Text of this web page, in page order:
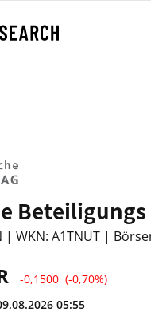
Beteiligungs
| WKN: A1TNUT |
-0,1500 (-0,70%)
05:55